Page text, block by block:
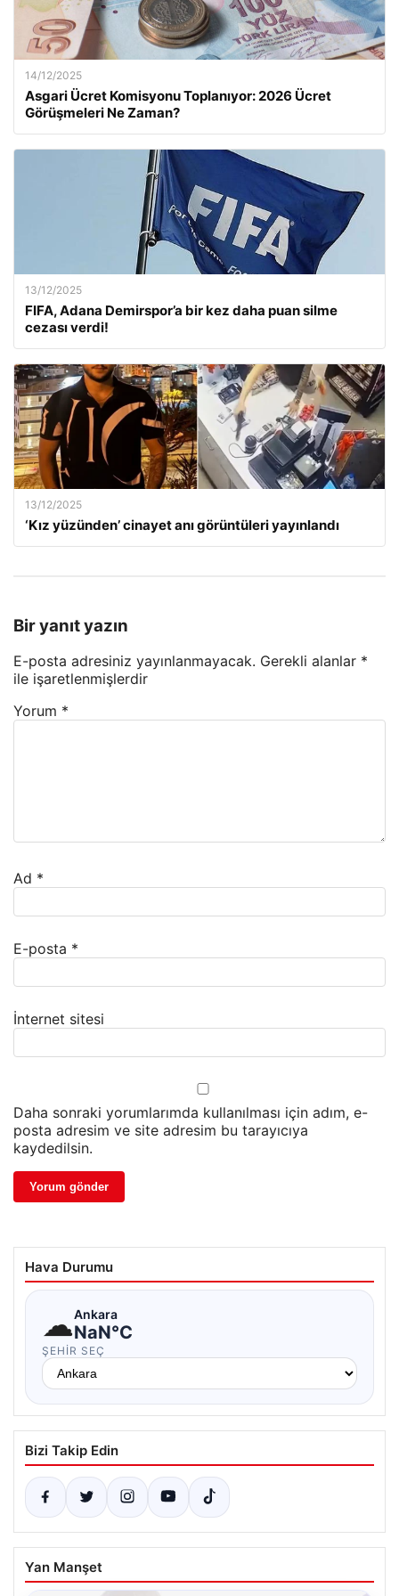
14/12/2025
Asgari Ücret Komisyonu Toplanıyor: 2026 Ücret
Görüşmeleri Ne Zaman?
13/12/2025
FIFA, Adana Demirspor’a bir kez daha puan silme
cezası verdi!
13/12/2025
‘Kız yüzünden’ cinayet anı görüntüleri yayınlandı
Bir yanıt yazın
E-posta adresiniz yayınlanmayacak. Gerekli alanlar *
ile işaretlenmişlerdir
Yorum *
Ad *
E-posta *
İnternet sitesi
Daha sonraki yorumlarımda kullanılması için adım, e-
posta adresim ve site adresim bu tarayıcıya
kaydedilsin.
Hava Durumu
☁Ankara
NaN°C
ŞEHIR SEÇ
Bizi Takip Edin
Yan Manşet